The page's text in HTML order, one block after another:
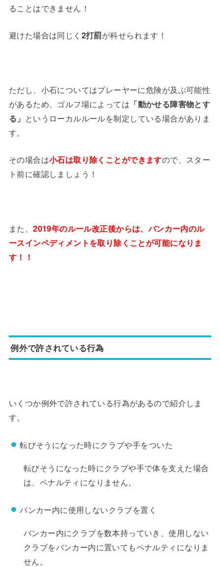
ることはできません！
避けた場合は同じく 2打罰が科せられます！
ただし、小石についてはプレーヤーに危険が及ぶ可能性
があるため、ゴルフ場によっては 「動かせる障害物とす
る」 というローカルルールを制定している場合がありま
す。
その場合は小石は取り除くことができますので、スター
ト前に確認しましょう！
また、2019年のルール改正後からは、バンカー内のル
ースインペディメントを取り除くことが可能になりま
す！！
例外で許されている行為
いくつか例外で許されている行為があるので紹介しま
す。
転びそうになった時にクラブや手をついた
転びそうになった時にクラブや手で体を支えた場合
は、ペナルティになりません。
バンカー内に使用しないクラブを置く
バンカー内にクラブを数本持っていき、使用しない
クラブをバンカー内に置いてもペナルティになりま
せん。